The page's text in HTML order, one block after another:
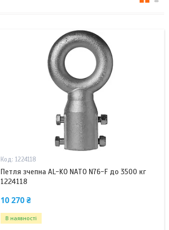
1224118
Петля зчепна AL-KO NATO N76-F до 3500 кг
1224118
10 270 ₴
В наявності